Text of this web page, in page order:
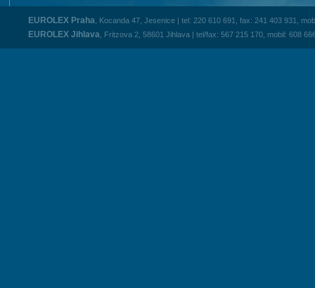
EUROLEX Praha , Kocanda 47, Jesenice | tel: 220 610 691, fax: 241 403 931,
EUROLEX Jihlava , Fritzova 2, 58601 Jihlava | tel/fax: 567 215 170, mobil: 608